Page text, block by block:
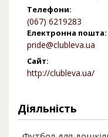
Телефони:
(067) 6219283
Електронна пошта:
pride@clubleva.ua
Сайт:
http://clubleva.ua/
Діяльність